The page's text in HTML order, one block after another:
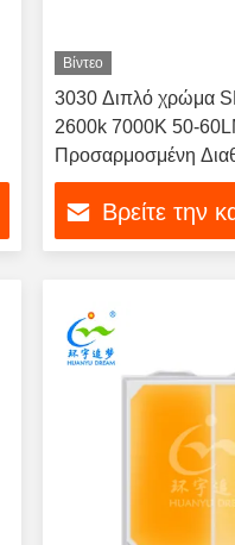
Βίντεο
3030 Διπλό χρώμα
2600k 7000K 50-
Προσαρμοσμένη
Βρείτε την